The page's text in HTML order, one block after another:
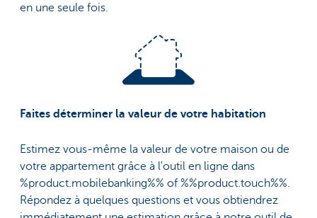
en une seule fois.
Faites déterminer la valeur de votre habitation
Estimez vous-même la valeur de votre maison ou de
votre appartement grâce à l'outil en ligne dans
%product.mobilebanking%% of %%product.touch%%.
Répondez à quelques questions et vous obtiendrez